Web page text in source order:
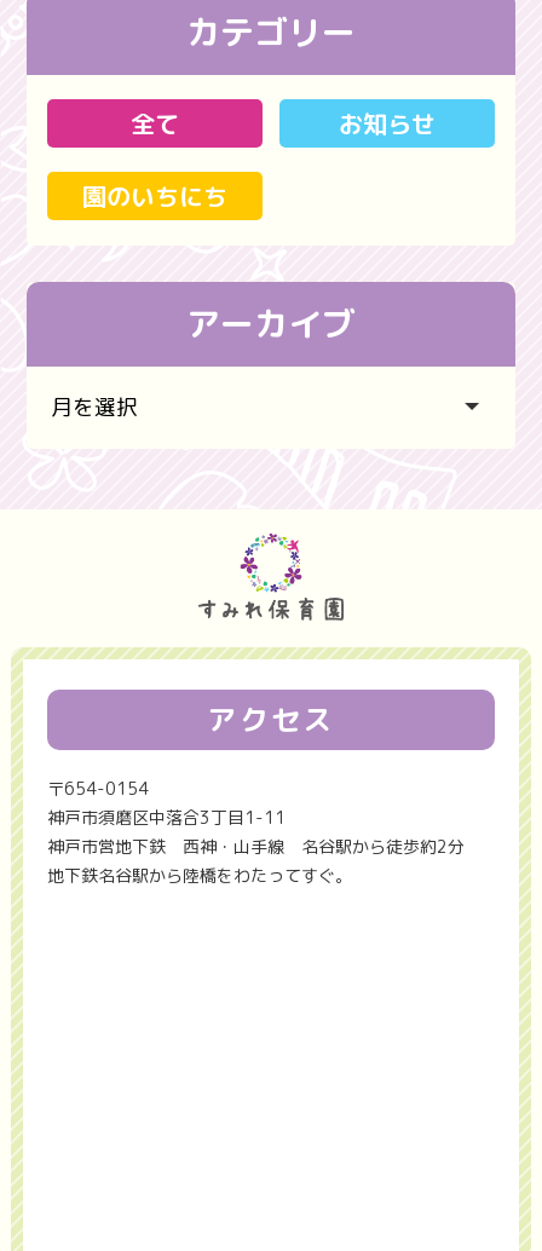
カテゴリー
全て お知らせ
園のいちにち
アーカイブ
アクセス
〒654-0154
神戸市須磨区中落合3丁目1-11
神戸市営地下鉄 西神・山手線 名谷駅から徒歩約2分
地下鉄名谷駅から陸橋をわたってすぐ。